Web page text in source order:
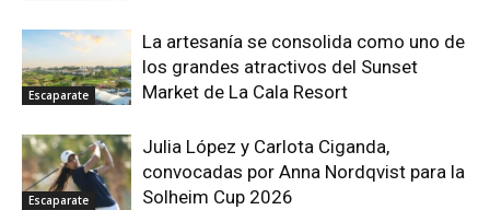
Escaparate
La artesanía se consolida como uno de
los grandes atractivos del Sunset
Market de La Cala Resort
Escaparate
Julia López y Carlota Ciganda,
convocadas por Anna Nordqvist para la
Solheim Cup 2026